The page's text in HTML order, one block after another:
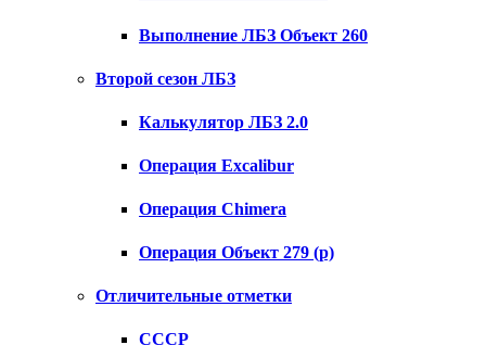
Выполнение ЛБЗ Объект 260
Второй сезон ЛБЗ
Калькулятор ЛБЗ 2.0
Операция Excalibur
Операция Chimera
Операция Объект 279 (р)
Отличительные отметки
СССР